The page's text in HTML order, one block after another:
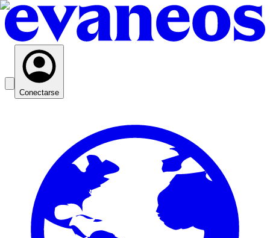
Conectarse